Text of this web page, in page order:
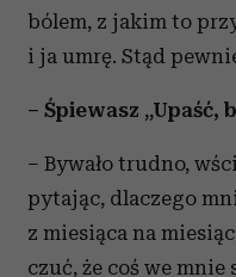
bólem, z jakim to
i ja umrę. Stąd
– Śpiewasz „Upaść,
– Bywało trudno,
pytając, dlaczego
z miesiąca na
czuć, że coś we